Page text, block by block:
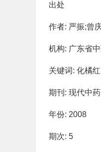
出处
作者: 严振;曾
机构: 广东省
关键词: 化橘
期刊: 现代中
年份: 2008
期次: 5